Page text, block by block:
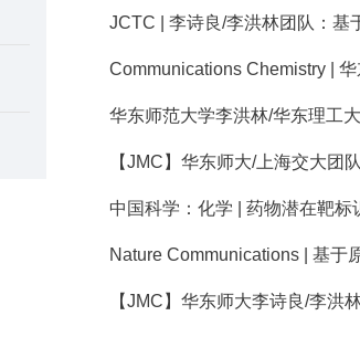
JCTC | 李诗良/李洪林团队：基
Communications Chemistry |
【JMC】华东师大/上海交大团
中国科学：化学 | 药物潜在靶
Nature Communications | 基于
【JMC】华东师大李诗良/李洪